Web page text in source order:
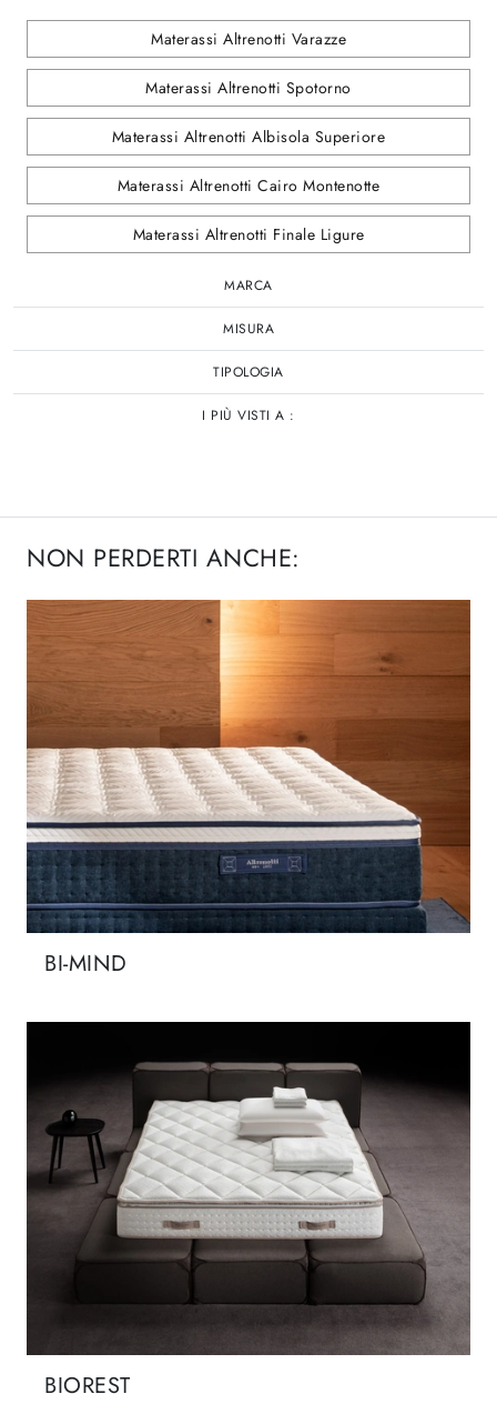
Materassi Altrenotti Varazze
Materassi Altrenotti Spotorno
Materassi Altrenotti Albisola Superiore
Materassi Altrenotti Cairo Montenotte
Materassi Altrenotti Finale Ligure
MARCA
MISURA
TIPOLOGIA
I PIÙ VISTI A :
NON PERDERTI ANCHE:
BI-MIND
BIOREST